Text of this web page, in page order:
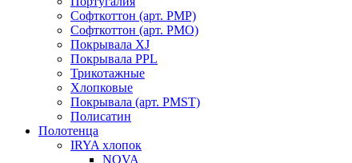
Софткоттон (арт. PMP)
Софткоттон (арт. PMO)
Покрывала XJ
Покрывала PPL
Трикотажные
Хлопковые
Покрывала (арт. PMST)
Полисатин
Полотенца
IRYA хлопок
NOVA